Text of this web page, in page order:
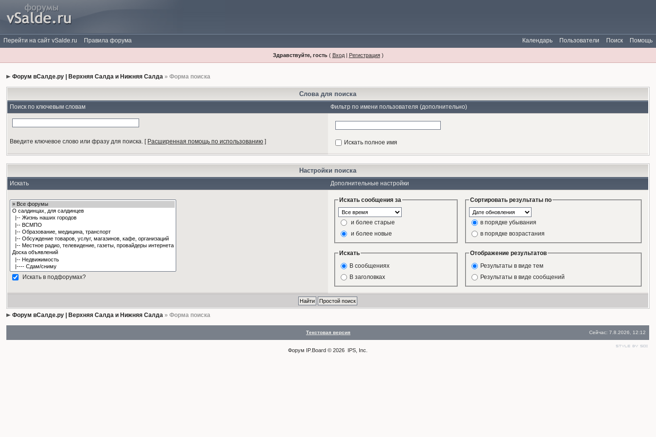
Перейти на сайт vSalde.ru Правила форума Помощь
Поиск
Пользователи
Календарь
Здравствуйте, гость( Вход| Регистрация)
Форум вСалде.ру | Верхняя Салда и Нижняя Салда » Форма поиска
Слова для поиска
Поиск по ключевым словам Фильтр по имени пользователя (дополнительно)
Введите ключевое слово или фразу для поиска. [ Расширенная помощь по использованию ] Искать полное имя
Настройки поиска
Искать Дополнительные настройки
Искать в подфорумах?
Искать сообщения за
и более старые
и более новые
Сортировать результаты по
в порядке убывания
в порядке возрастания
Искать
В сообщениях
В заголовках
Отображение результатов
Результаты в виде тем
Результаты в виде сообщений
Форум вСалде.ру | Верхняя Салда и Нижняя Салда » Форма поиска
Текстовая версия Сейчас: 7.8.2026, 12:12
Форум IP.Board © 2026 IPS, Inc